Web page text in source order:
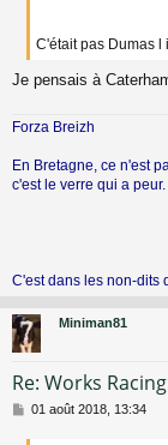
C'était pas Dumas l
Je pensais à
Forza Breizh
En Bretagne, ce n'est
c'est le verre qui a peur.
C'est dans les non-dits
Miniman81
Re: Works
M
01 août 2018, 13:34